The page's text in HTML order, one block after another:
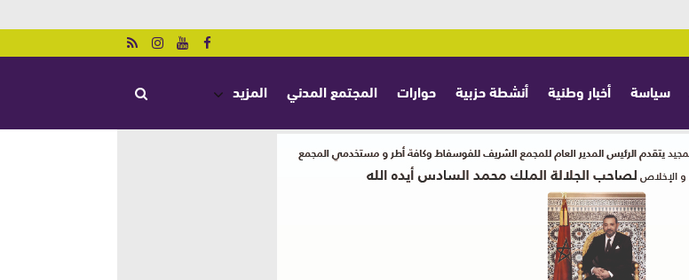
سياسة أخبار وطنية أنشطة حزبية حوارات المجتمع المدني المزيد